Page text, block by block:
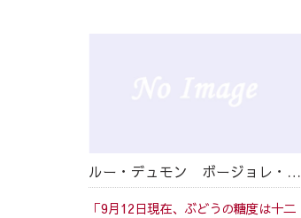
ルー・デュモン ボージョレ・ヌーヴォー2014 最新レポート
「9月12日現在、ぶどうの糖度は十二